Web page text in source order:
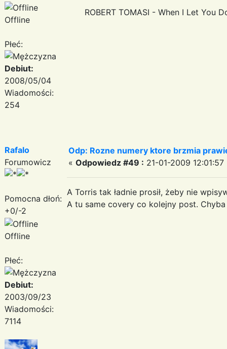
Offline
Płeć:
Debiut:
2008/05/04
Wiadomości:
254
ROBERT TOMASI - When I Let You
Rafalo
Forumowicz
Pomocna dłoń:
+0/-2
Offline
Płeć:
Debiut:
2003/09/23
Wiadomości:
7114
Odp: Rozne numery ktore brzmia
« Odpowiedz #49 : 21-01-2009 12:01:57
A Torris tak ładnie prosił, żeby nie
A tu same covery co kolejny post. Chyba